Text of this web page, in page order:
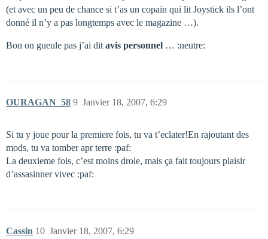
(et avec un peu de chance si t’as un copain qui lit Joystick ils l’ont
donné il n’y a pas longtemps avec le magazine …).
Bon on gueule pas j’ai dit avis personnel … :neutre:
OURAGAN_58 Janvier 18, 2007, 6:29
9
Si tu y joue pour la premiere fois, tu va t’eclater!En rajoutant des
mods, tu va tomber apr terre :paf:
La deuxieme fois, c’est moins drole, mais ça fait toujours plaisir
d’assasinner vivec :paf:
Cassin Janvier 18, 2007, 6:29
10